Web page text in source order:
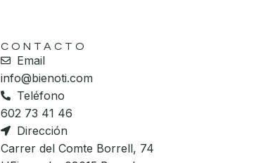
CONTACTO
Email
info@bienoti.com
Teléfono
602 73 41 46
Dirección
Carrer del Comte Borrell, 74